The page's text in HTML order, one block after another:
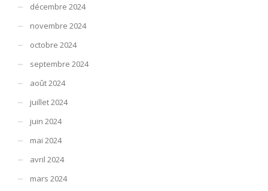
décembre 2024
novembre 2024
octobre 2024
septembre 2024
août 2024
juillet 2024
juin 2024
mai 2024
avril 2024
mars 2024